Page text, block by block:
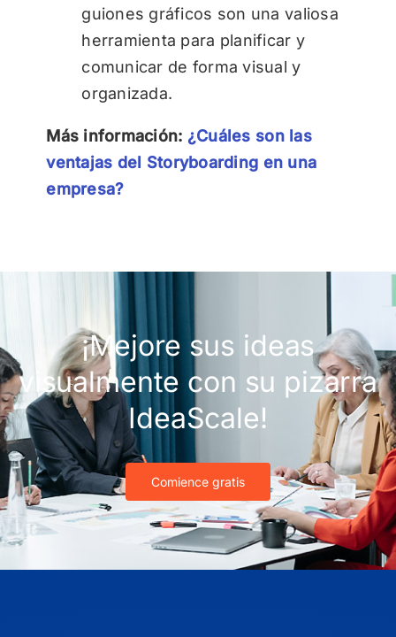
guiones gráficos son una valiosa
herramienta para planificar y
comunicar de forma visual y
organizada.
Más información: ¿Cuáles son las
ventajas del Storyboarding en una
empresa?
¡Mejore sus ideas
visualmente con su pizarra
IdeaScale!
Comience gratis